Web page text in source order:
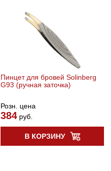
Пинцет для бровей Solinberg
G93 (ручная заточка)
Розн. цена
384 руб.
В КОРЗИНУ